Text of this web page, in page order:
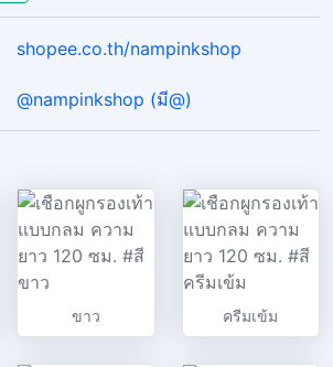
shopee.co.th/nampinkshop
@nampinkshop (มี@)
ขาว ครีมเข้ม